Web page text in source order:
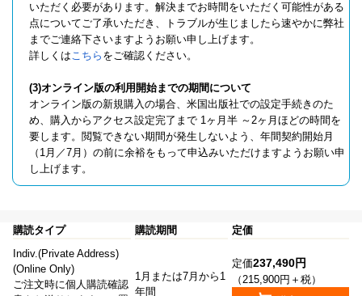
いただく必要があります。解決までお時間をいただく可能性がある
点についてご了承いただき、トラブルが生じましたら速やかに弊社
までご連絡下さいますようお願い申し上げます。
詳しくはこちら をご確認ください。
(3)オンライン版の利用開始までの期間について
オンライン版の新規購入の場合、米国出版社での設定手続きのた
め、購入からアクセス設定完了まで 1ヶ月半 ～2ヶ月ほどの時間を
要します。閲覧できない期間が発生しないよう、年間契約開始月
（1月／7月）の前に余裕をもって申込みいただけますようお願い申
し上げます。
購読タイプ 購読期間
定価
Indiv.(Private Address)
(Online Only)
ご注文時に個人購読確認
1月または7月から1
年間
定価237,490円
（215,900円＋税）